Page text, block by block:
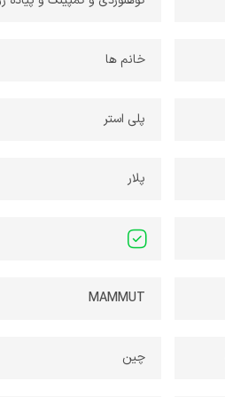
خانم ها
پلی استر
پلار
MAMMUT
چین